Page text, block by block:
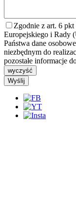
Zgodnie z art. 6 pkt
Europejskiego i Rady
Państwa dane
niezbędnym do
pozostałe informacje
wyczyść